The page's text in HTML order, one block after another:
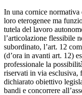
In una cornice
loro eterogenee ma
tutela del lavoro
l’articolazione flessibile
subordinato, l’art. 12
(d’ora in avanti art. 12)
professionale la
riservati in via esclusiva,
dichiarato obiettivo
bandi e concorrere